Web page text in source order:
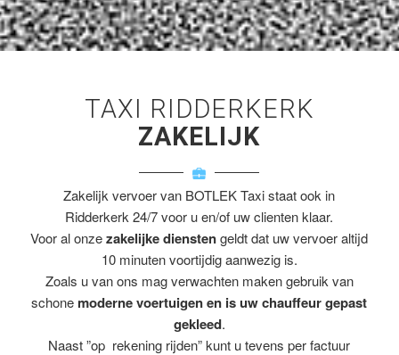
TAXI RIDDERKERK
ZAKELIJK
Zakelijk vervoer van BOTLEK Taxi staat ook in
Ridderkerk 24/7 voor u en/of uw clienten klaar.
Voor al onzezakelijke dienstengeldt dat uw vervoer altijd
10 minuten voortijdig aanwezig is.
Zoals u van ons mag verwachten maken gebruik van
schone moderne voertuigen en is uw chauffeur gepast
gekleed.
Naast ”op rekening rijden” kunt u tevens per factuur